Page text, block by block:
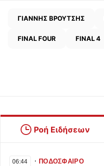
ΓΙΑΝΝΗΣ ΒΡΟΥΤΣΗΣ
FINAL FOUR FINAL 4
Ροή Ειδήσεων
06:44 ∙ΠΟΔΟΣΦΑΙΡΟ